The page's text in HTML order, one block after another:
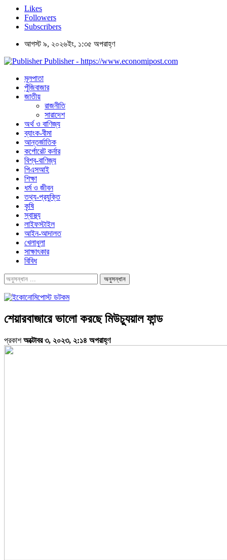
Likes
Followers
Subscribers
আগস্ট ৯, ২০২৬ইং, ১:৩৫ অপরাহ্ণ
Publisher - https://www.economipost.com
মূলপাতা
পুঁজিবাজার
জাতীয়
রাজনীতি
সারাদেশ
অর্থ ও বাণিজ্য
ব্যাংক-বীমা
আন্তর্জাতিক
কর্পোরেট কর্নার
বিশ্ব-বাণিজ্য
পিএসআই
শিক্ষা
ধর্ম ও জীবন
তথ্য-প্রযুক্তি
কৃষি
স্বাস্থ্য
লাইফস্টাইল
আইন-আদালত
খেলাধুলা
সাক্ষাৎকার
বিবিধ
শেয়ারবাজারে ভালো করছে মিউচ্যুয়াল ফান্ড
প্রকাশঅক্টোবর ৩, ২০২৩, ২:১৪ অপরাহ্ণ